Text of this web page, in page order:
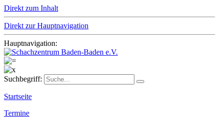
Direkt zum Inhalt
Direkt zur Hauptnavigation
Hauptnavigation:
Suchbegriff:
Startseite
Termine